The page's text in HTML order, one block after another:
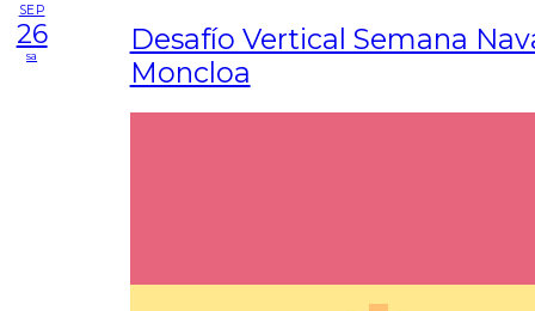
SEP
26
sa
Desafío Vertical Semana
Moncloa